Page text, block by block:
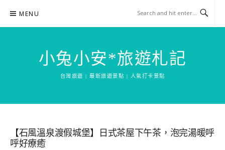
content
MENU
小兔小安*旅遊札記
台灣旅遊 | 最新旅遊景點 | 人氣打卡景點
【石風溫泉渡假城堡】日式茶屋下午茶，泡完湯暖呼
呼好療癒